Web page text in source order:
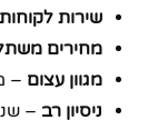
שירות
מחירים
מגוון עצום –
ניסיון רב –